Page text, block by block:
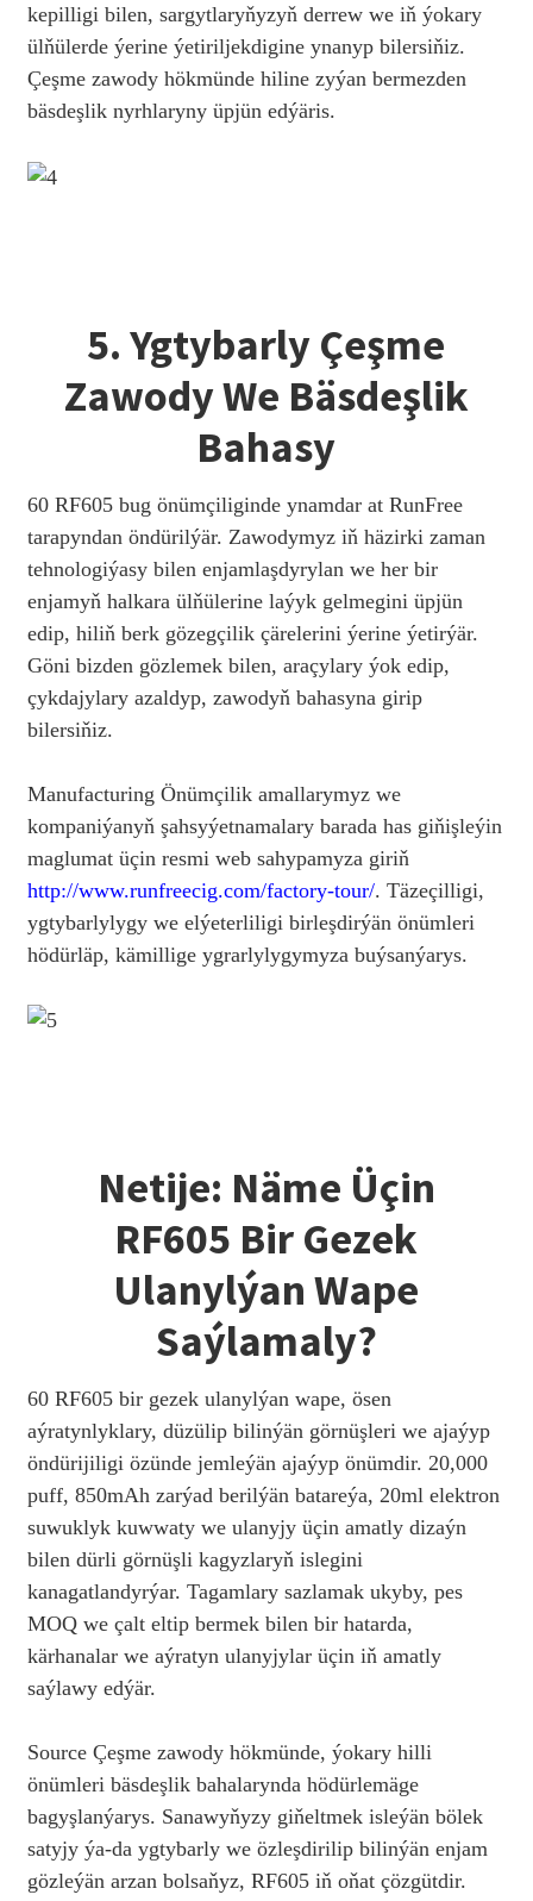
kepilligi bilen, sargytlaryňyzyň derrew we iň ýokary
ülňülerde ýerine ýetiriljekdigine ynanyp bilersiňiz.
Çeşme zawody hökmünde hiline zyýan bermezden
bäsdeşlik nyrhlaryny üpjün edýäris.
5. Ygtybarly Çeşme
Zawody We Bäsdeşlik
Bahasy
60 RF605 bug önümçiliginde ynamdar at RunFree
tarapyndan öndürilýär. Zawodymyz iň häzirki zaman
tehnologiýasy bilen enjamlaşdyrylan we her bir
enjamyň halkara ülňülerine laýyk gelmegini üpjün
edip, hiliň berk gözegçilik çärelerini ýerine ýetirýär.
Göni bizden gözlemek bilen, araçylary ýok edip,
çykdajylary azaldyp, zawodyň bahasyna girip
bilersiňiz.
Manufacturing Önümçilik amallarymyz we
kompaniýanyň şahsyýetnamalary barada has giňişleýin
maglumat üçin resmi web sahypamyza giriň
http://www.runfreecig.com/factory-tour/. Täzeçilligi,
ygtybarlylygy we elýeterliligi birleşdirýän önümleri
hödürläp, kämillige ygrarlylygymyza buýsanýarys.
Netije: Näme Üçin
RF605 Bir Gezek
Ulanylýan Wape
Saýlamaly?
60 RF605 bir gezek ulanylýan wape, ösen
aýratynlyklary, düzülip bilinýän görnüşleri we ajaýyp
öndürijiligi özünde jemleýän ajaýyp önümdir. 20,000
puff, 850mAh zarýad berilýän batareýa, 20ml elektron
suwuklyk kuwwaty we ulanyjy üçin amatly dizaýn
bilen dürli görnüşli kagyzlaryň islegini
kanagatlandyrýar. Tagamlary sazlamak ukyby, pes
MOQ we çalt eltip bermek bilen bir hatarda,
kärhanalar we aýratyn ulanyjylar üçin iň amatly
saýlawy edýär.
Source Çeşme zawody hökmünde, ýokary hilli
önümleri bäsdeşlik bahalarynda hödürlemäge
bagyşlanýarys. Sanawyňyzy giňeltmek isleýän bölek
satyjy ýa-da ygtybarly we özleşdirilip bilinýän enjam
gözleýän arzan bolsaňyz, RF605 iň oňat çözgütdir.